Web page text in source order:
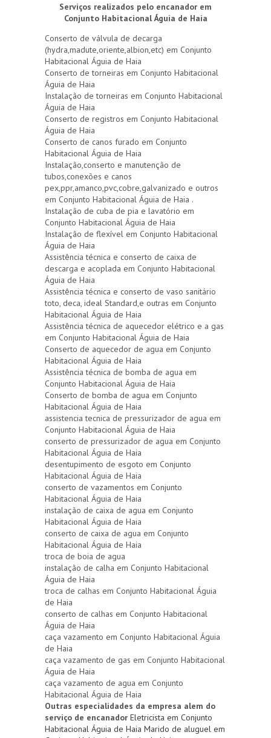
Serviços realizados pelo encanador em
Conjunto Habitacional Águia de Haia
Conserto de válvula de decarga
(hydra,madute,oriente,albion,etc) em Conjunto
Habitacional Águia de Haia
Conserto de torneiras em Conjunto Habitacional
Águia de Haia
Instalação de torneiras em Conjunto Habitacional
Águia de Haia
Conserto de registros em Conjunto Habitacional
Águia de Haia
Conserto de canos furado em Conjunto
Habitacional Águia de Haia
Instalação,conserto e manutenção de
tubos,conexões e canos
pex,ppr,amanco,pvc,cobre,galvanizado e outros
em Conjunto Habitacional Águia de Haia .
Instalação de cuba de pia e lavatório em
Conjunto Habitacional Águia de Haia
Instalação de flexível em Conjunto Habitacional
Águia de Haia
Assistência técnica e conserto de caixa de
descarga e acoplada em Conjunto Habitacional
Águia de Haia
Assistência técnica e conserto de vaso sanitário
toto, deca, ideal Standard,e outras em Conjunto
Habitacional Águia de Haia
Assistência técnica de aquecedor elétrico e a gas
em Conjunto Habitacional Águia de Haia
Conserto de aquecedor de agua em Conjunto
Habitacional Águia de Haia
Assistência técnica de bomba de agua em
Conjunto Habitacional Águia de Haia
Conserto de bomba de agua em Conjunto
Habitacional Águia de Haia
assistencia tecnica de pressurizador de agua em
Conjunto Habitacional Águia de Haia
conserto de pressurizador de agua em Conjunto
Habitacional Águia de Haia
desentupimento de esgoto em Conjunto
Habitacional Águia de Haia
conserto de vazamentos em Conjunto
Habitacional Águia de Haia
instalação de caixa de agua em Conjunto
Habitacional Águia de Haia
conserto de caixa de agua em Conjunto
Habitacional Águia de Haia
troca de boia de agua
instalação de calha em Conjunto Habitacional
Águia de Haia
troca de calhas em Conjunto Habitacional Águia
de Haia
conserto de calhas em Conjunto Habitacional
Águia de Haia
caça vazamento em Conjunto Habitacional Águia
de Haia
caça vazamento de gas em Conjunto Habitacional
Águia de Haia
caça vazamento de agua em Conjunto
Habitacional Águia de Haia
Outras especialidades da empresa alem do
serviço de encanador Eletricista em Conjunto
Habitacional Águia de Haia Marido de aluguel em